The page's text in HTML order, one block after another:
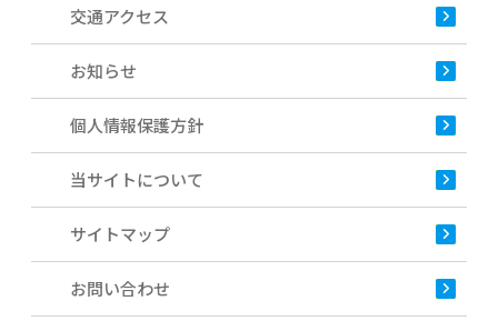
交通アクセス
お知らせ
個人情報保護方針
当サイトについて
サイトマップ
お問い合わせ